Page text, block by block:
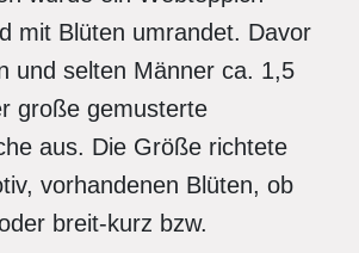
mit Blüten umrandet. Davor
und selten Männer ca. 1,5
große gemusterte
aus. Die Größe richtete
vorhandenen Blüten, ob
breit-kurz bzw.